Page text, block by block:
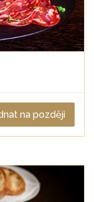
na později